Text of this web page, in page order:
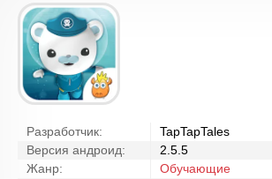
Разработчик:
TapTapTales
Версия андроид:
2.5.5
Жанр:
Обучающие